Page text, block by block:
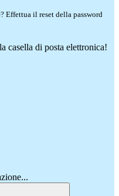
Effettua il reset della password
casella di posta elettronica!